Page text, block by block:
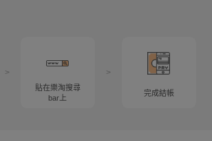
>
貼在樂淘搜尋
bar上
>
完成結帳